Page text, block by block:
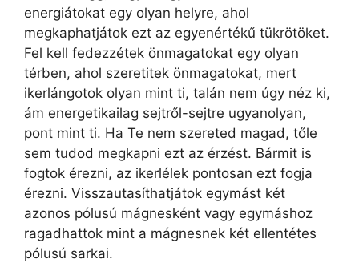
energiátokat egy olyan helyre, ahol
megkaphatjátok ezt az egyenértékű tükrötöket.
Fel kell fedezzétek önmagatokat egy olyan
térben, ahol szeretitek önmagatokat, mert
ikerlángotok olyan mint ti, talán nem úgy néz ki,
ám energetikailag sejtről-sejtre ugyanolyan,
pont mint ti. Ha Te nem szereted magad, tőle
sem tudod megkapni ezt az érzést. Bármit is
fogtok érezni, az ikerlélek pontosan ezt fogja
érezni. Visszautasíthatjátok egymást két
azonos pólusú mágnesként vagy egymáshoz
ragadhattok mint a mágnesnek két ellentétes
pólusú sarkai.